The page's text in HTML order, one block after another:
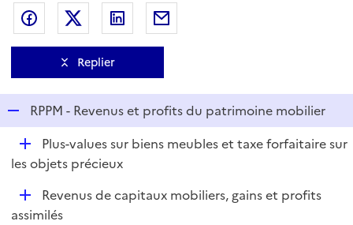
Partager sur Facebook
Partager sur Twitter
Partager sur LinkedIn
Replier
e
p
l
i
e
RPPM - Revenus et profits du patrimoine mobilier
D
é
i
Plus-values sur biens meubles et taxe forfaitaire sur
les objets précieux
D
é
Revenus de capitaux mobiliers, gains et profits
assimilés